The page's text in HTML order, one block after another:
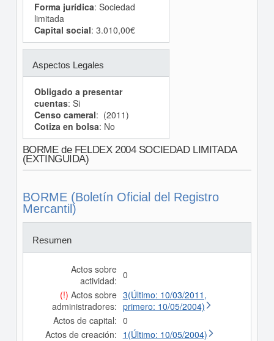
Forma jurídica: Sociedad
limitada
Capital social: 3.010,00€
Aspectos Legales
Obligado a presentar
cuentas: Si
Censo cameral: (2011)
Cotiza en bolsa: No
BORME de FELDEX 2004 SOCIEDAD LIMITADA
(EXTINGUIDA)
BORME (Boletín Oficial del Registro
Mercantil)
Resumen
Actos sobre
actividad: 0
(!) Actos sobre
administradores:
3(Último: 10/03/2011,
primero: 10/05/2004)
Actos de capital: 0
Actos de creación: 1(Último: 10/05/2004)